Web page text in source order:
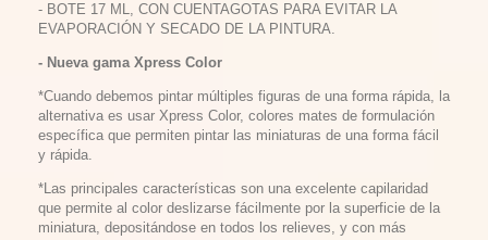
- BOTE 17 ML, CON CUENTAGOTAS PARA EVITAR LA
EVAPORACIÓN Y SECADO DE LA PINTURA.
- Nueva gama Xpress Color
*Cuando debemos pintar múltiples figuras de una forma rápida, la
alternativa es usar Xpress Color, colores mates de formulación
específica que permiten pintar las miniaturas de una forma fácil
y rápida.
*Las principales características son una excelente capilaridad
que permite al color deslizarse fácilmente por la superficie de la
miniatura, depositándose en todos los relieves, y con más